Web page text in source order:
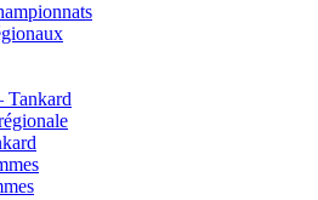
Tankard